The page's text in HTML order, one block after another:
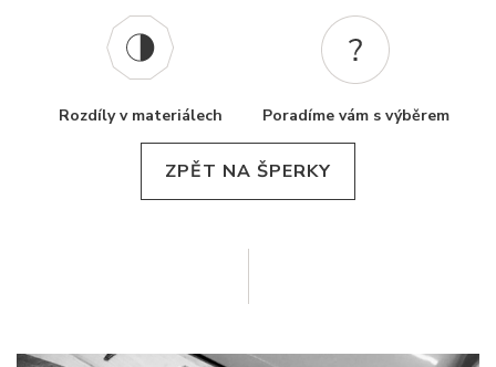
Rozdíly v materiálech Poradíme vám s výběrem
ZPĚT NA ŠPERKY